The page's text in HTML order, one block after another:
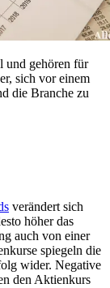
und gehören für
sich vor einem
die Branche zu
verändert sich
höher das
auch von einer
spiegeln die
wider. Negative
den Aktienkurs